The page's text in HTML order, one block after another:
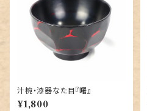
汁椀・漆器なた目『曙』
¥1,800